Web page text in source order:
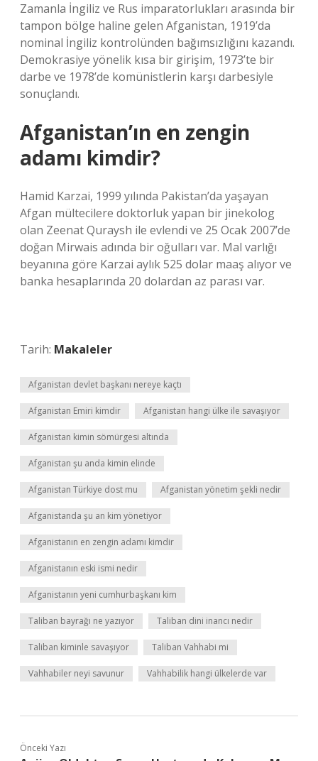
Zamanla İngiliz ve Rus imparatorlukları arasında bir
tampon bölge haline gelen Afganistan, 1919’da
nominal İngiliz kontrolünden bağımsızlığını kazandı.
Demokrasiye yönelik kısa bir girişim, 1973’te bir
darbe ve 1978’de komünistlerin karşı darbesiyle
sonuçlandı.
Afganistan’ın en zengin
adamı kimdir?
Hamid Karzai, 1999 yılında Pakistan’da yaşayan
Afgan mültecilere doktorluk yapan bir jinekolog
olan Zeenat Quraysh ile evlendi ve 25 Ocak 2007’de
doğan Mirwais adında bir oğulları var. Mal varlığı
beyanına göre Karzai aylık 525 dolar maaş alıyor ve
banka hesaplarında 20 dolardan az parası var.
Tarih: Makaleler
Afganistan devlet başkanı nereye kaçtı
Afganistan Emiri kimdir Afganistan hangi ülke ile savaşıyor
Afganistan kimin sömürgesi altında
Afganistan şu anda kimin elinde
Afganistan Türkiye dost mu Afganistan yönetim şekli nedir
Afganistanda şu an kim yönetiyor
Afganistanın en zengin adamı kimdir
Afganistanın eski ismi nedir
Afganistanın yeni cumhurbaşkanı kim
Taliban bayrağı ne yazıyor Taliban dini inancı nedir
Taliban kiminle savaşıyor Taliban Vahhabi mi
Vahhabiler neyi savunur Vahhabilik hangi ülkelerde var
Önceki Yazı